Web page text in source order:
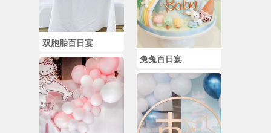
双胞胎百日宴
兔兔百日宴